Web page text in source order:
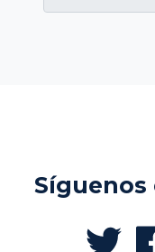
Síguenos